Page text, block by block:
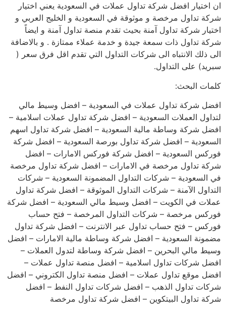
ان اختيار افضل شركة تداول عملات في السعودية يعني اختيار
شركة تداول مرخصة و موثوقة في السعودية و الخليج العربي و
اختيار شركة تداول آمنة بحيث تقدم منصة تداول آمنة و ايضاً
شركة تداول ذات سمعة جيدة و خدمة عملاء ممتازة . و بالاضافة
الى ذلك الانتباه الى شركات التداول التي تقدم اقل فرق سعر (
سبريد) على التداول.
كلمات البحث:
افضل شركة تداول عملات في السعودية – افضل وسيط مالي
لتداول العملات السعودية – افضل شركة تداول عملات اسلامية –
افضل شركة وساطة مالية السعودية – افضل شركة تداول اسهم
السعودية – افضل شركة تداول بورصة السعودية – افضل شركة
فوركس السعودية – افضل شركة فوركس الامارات – افضل
شركة تداول مرخصة في الامارات – افضل شركة تداول مرخصة
في السعودية – شركات التداول المضمونة السعودية – شركات
التداول الآمنة – شركات التداول الموثوقة – افضل شركة تداول
عملات في الكويت – افضل وسيط مالي السعودية – افضل شركة
فوركس مرخصة – شركات التداول المرخصة – فتح حساب
فوركس – فتح حساب تداول عبر الانترنت – افضل شركة تداول
مضمونة السعودية – افضل شركة وساطة مالية الامارات – افضل
وسيط مالي البحرين – افضل شركة وساطة لتدول العملات –
افضل شركات تداول اسلامية – افضل منصة تداول عملات –
افضل موقع تداول عملات – افضل منصة تداول الكتروني – افضل
شركات تداول الذهب – افضل شركات تداول النفط – افضل
شركة تداول البيتكوين – افضل شركة تداول مرخصة